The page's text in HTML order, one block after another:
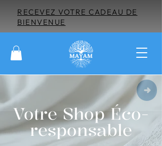
RECEVEZ VOTRE CADEAU DE
BIENVENUE
Votre Shop Éco-
responsable